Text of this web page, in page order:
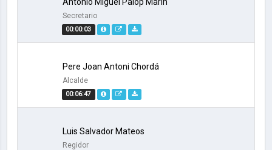
00:00:03
Secretario
00:06:47
Pere Joan Antoni Chordá
Alcalde
Luis Salvador Mateos
Regidor